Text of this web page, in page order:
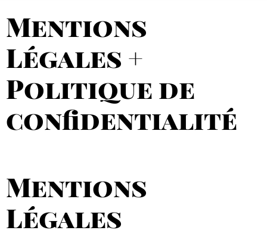
Mentions
Légales +
Politique de
confidentialité
Mentions
Légales